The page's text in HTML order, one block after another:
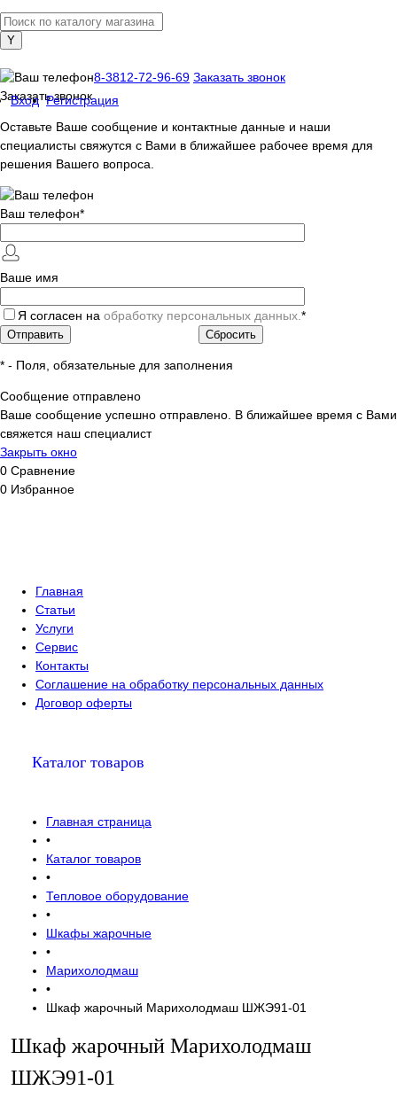
Вход Регистрация
8-3812-72-96-69 Заказать звонок
Заказать звонок
Оставьте Ваше сообщение и контактные данные и наши
специалисты свяжутся с Вами в ближайшее рабочее время для
решения Вашего вопроса.
Ваш телефон*
Ваше имя
Я согласен на обработку персональных данных. *
* - Поля, обязательные для заполнения
Сообщение отправлено
Ваше сообщение успешно отправлено. В ближайшее время с Вами
свяжется наш специалист
Закрыть окно
0 Сравнение
0 Избранное
Главная
Статьи
Услуги
Сервис
Контакты
Соглашение на обработку персональных данных
Договор оферты
Каталог товаров
Главная страница
•
Каталог товаров
•
Тепловое оборудование
•
Шкафы жарочные
•
Марихолодмаш
•
Шкаф жарочный Марихолодмаш ШЖЭ91-01
Шкаф жарочный Марихолодмаш
ШЖЭ91-01